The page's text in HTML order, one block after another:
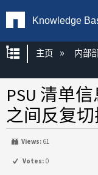
Knowledge
扩展/隐缩
主页 内部
PSU 清单
之间反复
Views: 61
Votes: 0